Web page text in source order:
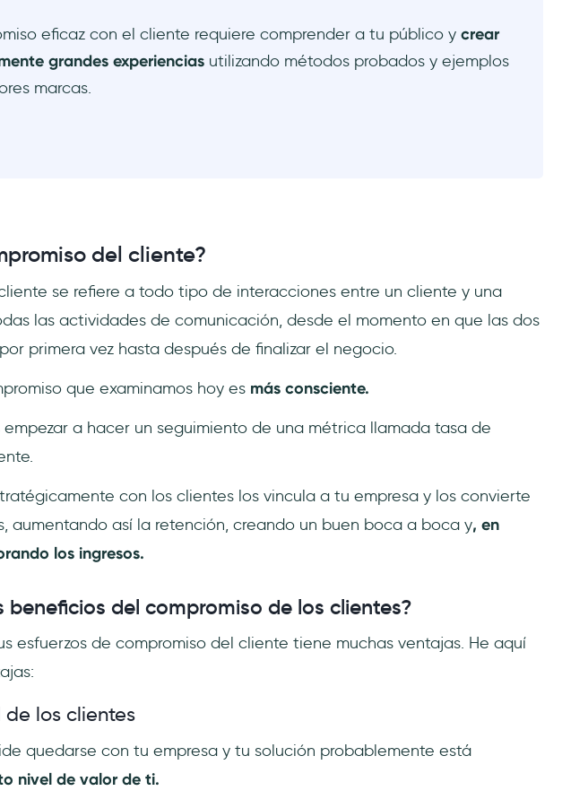
eficaz con el cliente requiere comprender a tu público y crear
grandes experiencias utilizando métodos probados y ejemplos
marcas.
del cliente?
se refiere a todo tipo de interacciones entre un cliente y una
las actividades de comunicación, desde el momento en que las dos
primera vez hasta después de finalizar el negocio.
que examinamos hoy es más consciente.
empezar a hacer un seguimiento de una métrica llamada tasa de
con los clientes los vincula a tu empresa y los convierte
aumentando así la retención, creando un buen boca a boca y, en
los ingresos.
beneficios del compromiso de los clientes?
esfuerzos de compromiso del cliente tiene muchas ventajas. He aquí
los clientes
quedarse con tu empresa y tu solución probablemente está
nivel de valor de ti.